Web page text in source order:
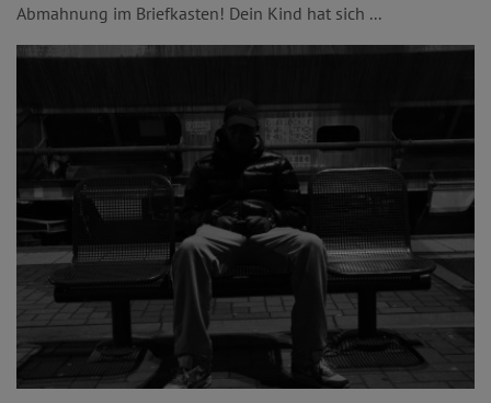
Abmahnung im Briefkasten! Dein Kind hat sich ...